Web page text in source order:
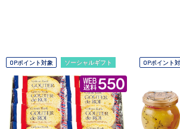
OPポイント対象 ソーシャルギフト OPポイント